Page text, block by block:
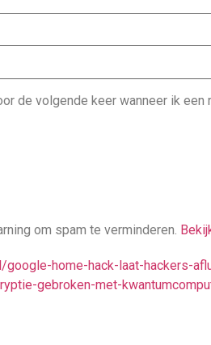
de volgende keer wanneer ik een
om spam te verminderen.
home-hack-laat-hackers-
gebroken-met-